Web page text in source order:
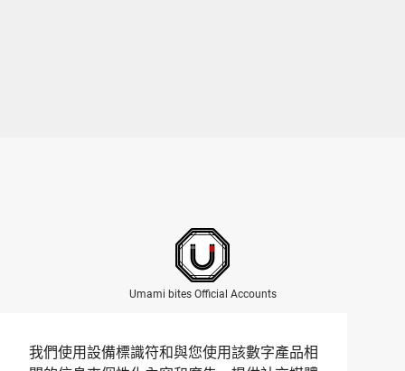
我們使用設備標識符和與您使用該數字產品相
Umami bites Official Accounts